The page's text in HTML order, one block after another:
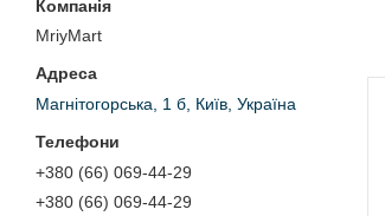
MriyMart
Магнітогорська, 1 б, Київ, Україна
+380 (66) 069-44-29
+380 (66) 069-44-29